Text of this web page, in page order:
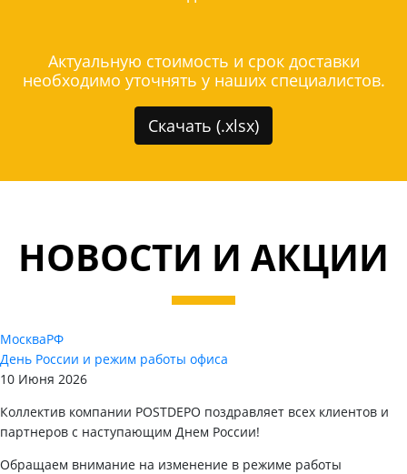
Актуальную стоимость и срок доставки
необходимо уточнять у наших специалистов.
Скачать (.xlsx)
НОВОСТИ И АКЦИИ
МоскваРФ
День России и режим работы офиса
10 Июня 2026
Коллектив компании POSTDEPO поздравляет всех клиентов и
партнеров с наступающим Днем России!
Обращаем внимание на изменение в режиме работы